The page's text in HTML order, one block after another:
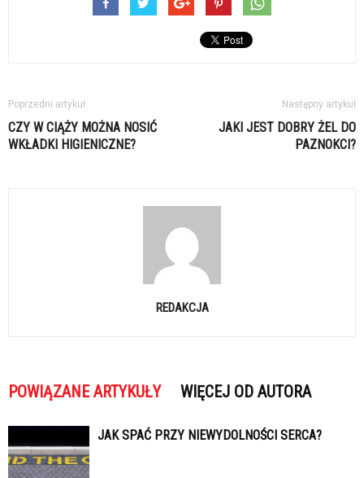
Poprzedni artykuł
CZY W CIĄŻY MOŻNA NOSIĆ
WKŁADKI HIGIENICZNE?
Następny artykuł
JAKI JEST DOBRY ŻEL DO
PAZNOKCI?
REDAKCJA
POWIĄZANE ARTYKUŁY WIĘCEJ OD AUTORA
JAK SPAĆ PRZY NIEWYDOLNOŚCI SERCA?